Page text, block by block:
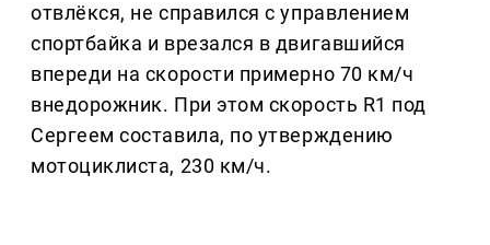
отвлёкся, не справился с управлением
спортбайка и врезался в двигавшийся
впереди на скорости примерно 70 км/ч
внедорожник. При этом скорость R1 под
Сергеем составила, по утверждению
мотоциклиста, 230 км/ч.